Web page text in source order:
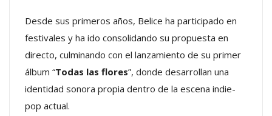
Desde sus primeros años, Belice ha participado en
festivales y ha ido consolidando su propuesta en
directo, culminando con el lanzamiento de su primer
álbum “Todas las flores”, donde desarrollan una
identidad sonora propia dentro de la escena indie-
pop actual.